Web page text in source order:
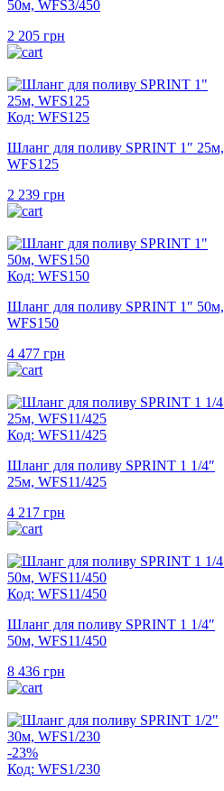
50м, WFS3/450
2 205 грн
Код: WFS125
Шланг для поливу SPRINT 1″ 25м,
WFS125
2 239 грн
Код: WFS150
Шланг для поливу SPRINT 1″ 50м,
WFS150
4 477 грн
Код: WFS11/425
Шланг для поливу SPRINT 1 1/4″
25м, WFS11/425
4 217 грн
Код: WFS11/450
Шланг для поливу SPRINT 1 1/4″
50м, WFS11/450
8 436 грн
-23%
Код: WFS1/230